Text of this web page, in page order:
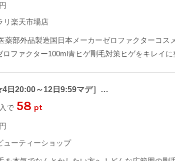
リ楽天市場店
薬部外品製造国日本メーカーゼロファクターコス
ロファクター100ml青ヒゲ剛毛対策ヒゲをキレイ
日20:00～12日9:59マデ］…
で 58 pt
ューティーショップ